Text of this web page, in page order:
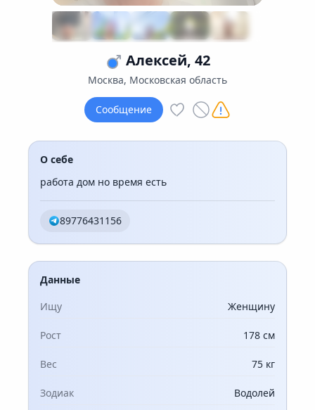
Алексей, 42
Москва, Московская область
Сообщение
О себе
работа дом но время есть
89776431156
Данные
Ищу
Женщину
Рост 178 см
Вес 75 кг
Зодиак Водолей